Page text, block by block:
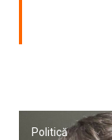
Politică